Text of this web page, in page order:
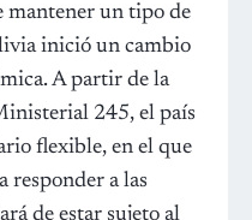
mantener un tipo de
inició un cambio
A partir de la
245, el país
flexible, en el que
responder a las